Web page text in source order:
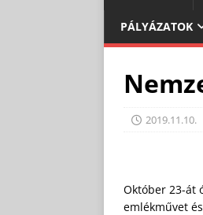
PÁLYÁZATOK
2019.11.10.
Október 23-át
emlékművet